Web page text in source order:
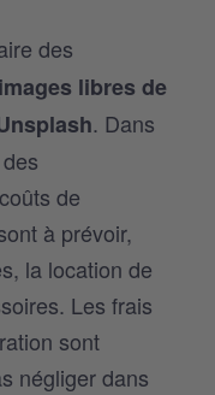
des
libres de
. Dans
de
à prévoir,
la location de
Les frais
sont
négliger dans